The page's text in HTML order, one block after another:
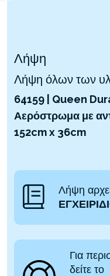
Λήψη
Λήψη όλων των
64159 | Queen
Αερόστρωμα με
152cm x 36cm
Λήψη
Για
δείτε το